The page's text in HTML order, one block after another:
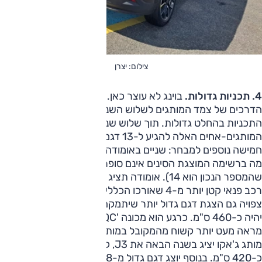
צילום: יצרן
4. תכניות גדולות.
בוינג לא עוצר כאן. הוא גם חושף את מפת
הדרכים של צמד המותגים לשלוש השנים הבאות, ואין ספק:
התכניות בהחלט גדולות. תוך שלוש שנים צפוי ההיצע של
המותגים-אחים האלה להגיע ל-13 דגמים לפחות, עם הצטרפות
חמישה נוספים למבחר: שניים באומודה, שלושה בג'אקו. משום
מראה מעט יותר קשוח מהמקובל במותג.